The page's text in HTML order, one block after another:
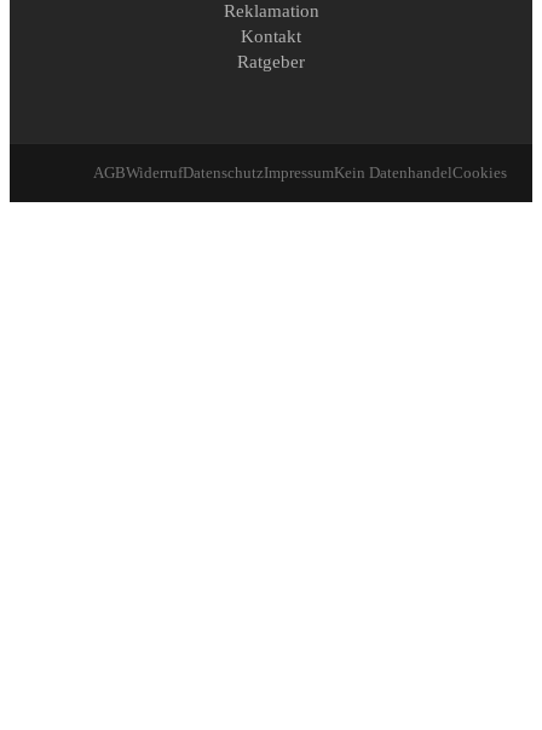
Reklamation
Kontakt
Ratgeber
AGBWiderrufDatenschutzImpressumKein DatenhandelCookies